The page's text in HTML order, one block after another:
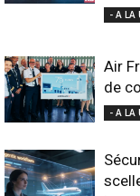
- A LA
Air
de
- A LA